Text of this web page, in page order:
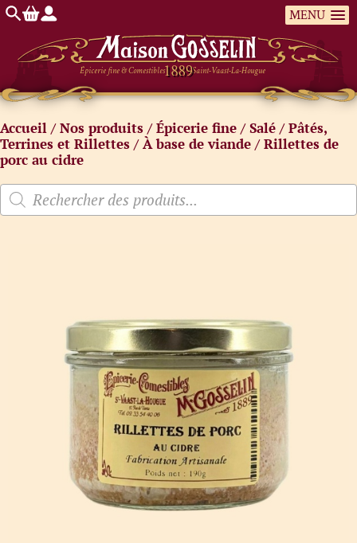
MENU
Épicerie fine & Comestibles Saint-Vaast-La-Hougue
Accueil /Nos produits /Épicerie fine /Salé /Pâtés,
Terrines et Rillettes /À base de viande / Rillettes de
porc au cidre